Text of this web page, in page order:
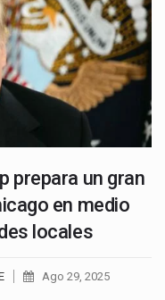
prepara un gran
en medio
locales
Ago 29, 2025